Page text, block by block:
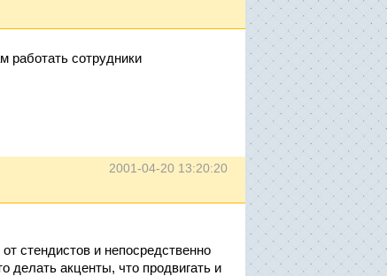
работать сотрудники
2001-04-20 13:20:20
стендистов и непосредственно
делать акценты, что продвигать и